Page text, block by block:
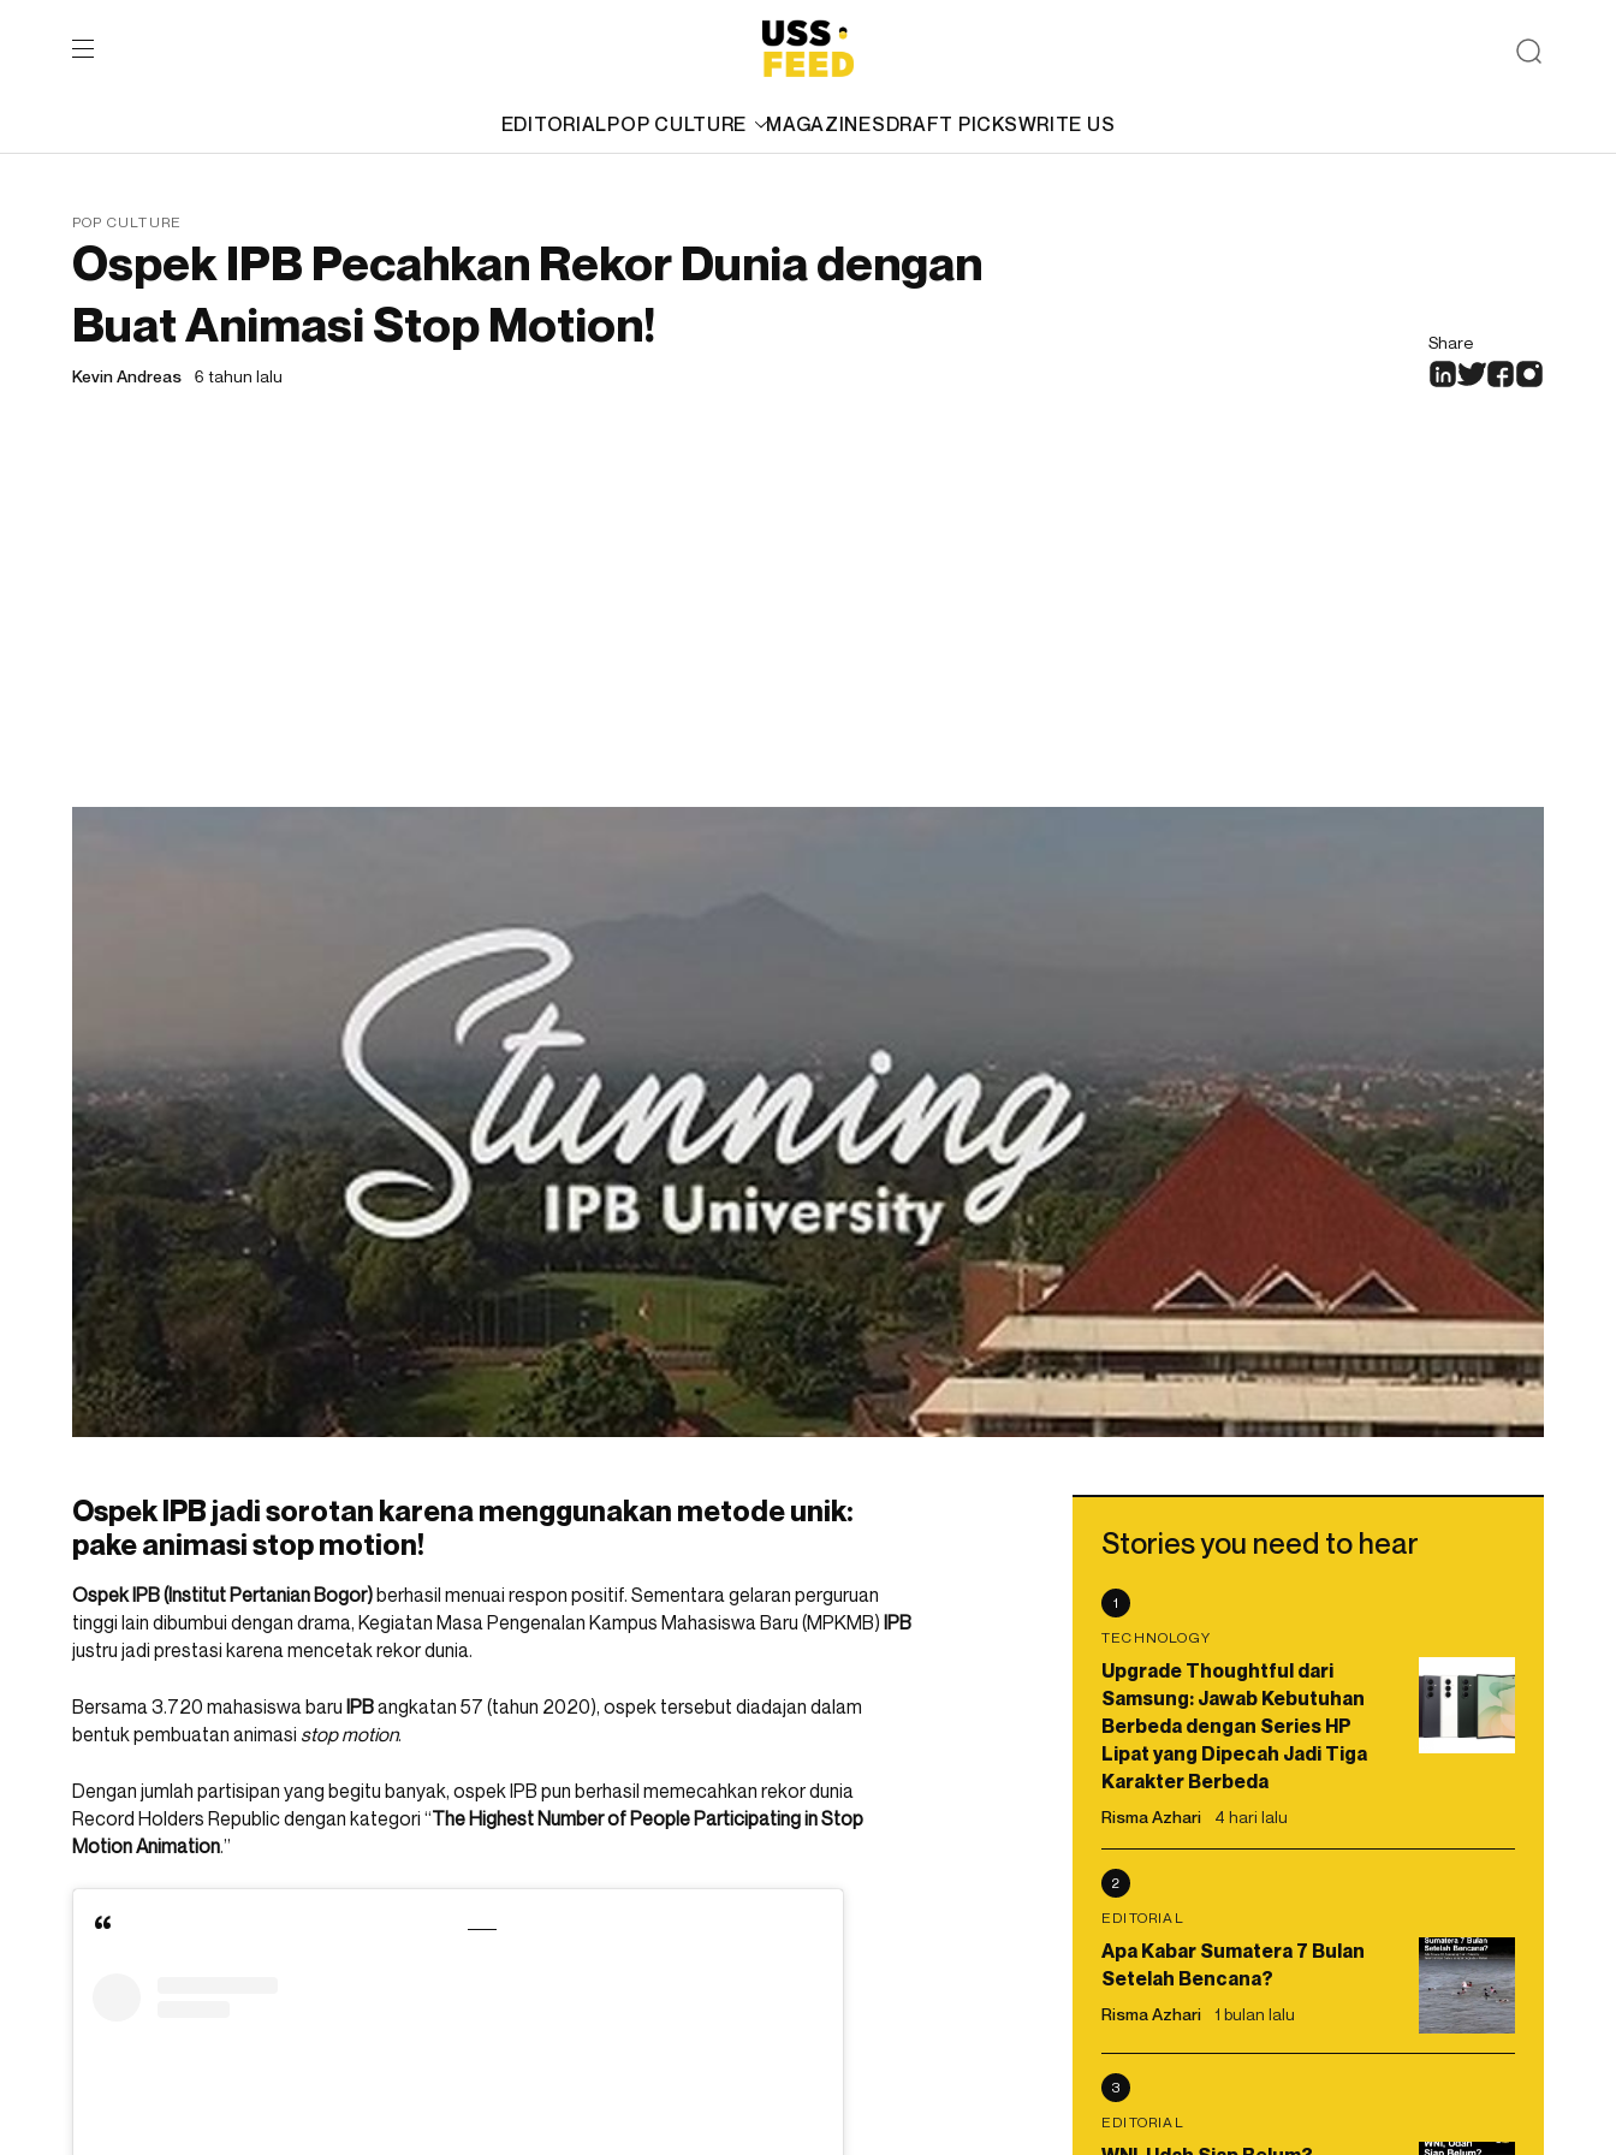
EDITORIALPOP CULTURE MAGAZINESDRAFT PICKSWRITE US
POP CULTURE
Ospek IPB Pecahkan Rekor Dunia dengan
Buat Animasi Stop Motion!
Kevin Andreas 6 tahun lalu
Share
Ospek IPB jadi sorotan karena menggunakan metode unik:
pake animasi stop motion!
Ospek IPB (Institut Pertanian Bogor)berhasil menuai respon positif. Sementara gelaran perguruan
tinggi lain dibumbui dengan drama, Kegiatan Masa Pengenalan Kampus Mahasiswa Baru (MPKMB) IPB
justru jadi prestasi karena mencetak rekor dunia.
Bersama 3.720 mahasiswa baru IPBangkatan 57 (tahun 2020), ospek tersebut diadajan dalam
bentuk pembuatan animasi stop motion.
Dengan jumlah partisipan yang begitu banyak, ospek IPB pun berhasil memecahkan rekor dunia
Record Holders Republic dengan kategori “The Highest Number of People Participating in Stop
Motion Animation.”
Stories you need to hear
1
TECHNOLOGY
Upgrade Thoughtful dari
Samsung: Jawab Kebutuhan
Berbeda dengan Series HP
Lipat yang Dipecah Jadi Tiga
Karakter Berbeda
Risma Azhari 4 hari lalu
2
EDITORIAL
Apa Kabar Sumatera 7 Bulan
Setelah Bencana?
Risma Azhari 1 bulan lalu
3
EDITORIAL